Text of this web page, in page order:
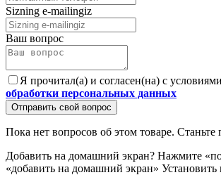
Sizning e-mailingiz
Ваш вопрос
Я прочитал(а) и согласен(на) с условиями
обработки персональных данных
Отправить свой вопрос
Пока нет вопросов об этом товаре.
Добавить на домашний экран? Нажмите
«добавить на домашний экран» Установить